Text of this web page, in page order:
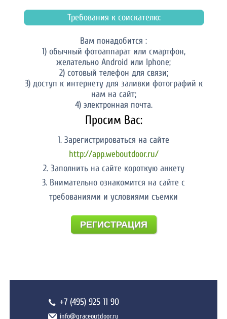
Требования к соискателю:
Вам понадобится :
1) обычный фотоаппарат или смартфон,
желательно Android или Iphone;
2) сотовый телефон для связи;
3) доступ к интернету для заливки фотографий к
нам на сайт;
4) электронная почта.
Просим Вас:
1. Зарегистрироваться на сайте
http://app.weboutdoor.ru/
2. Заполнить на сайте короткую анкету
3. Внимательно ознакомится на сайте с
требованиями и условиями съемки
РЕГИСТРАЦИЯ
+7 (495) 925 11 90
info@graceoutdoor.ru